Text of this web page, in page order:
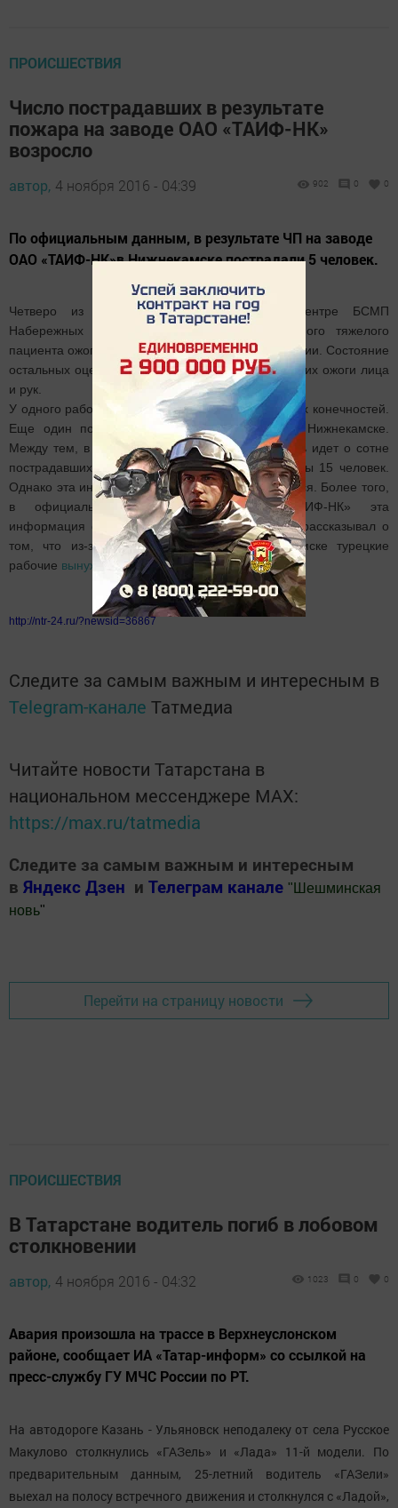
ПРОИСШЕСТВИЯ
Число пострадавших в результате
пожара на заводе ОАО «ТАИФ-НК»
возросло
автор, 4 ноября 2016 - 04:39 902 0 0
По официальным данным, в результате ЧП на заводе
ОАО «ТАИФ-НК»в Нижнекамске пострадали 5 человек.
Четверо из них находятся в ожоговом центре БСМП
Набережных Челнов. Со слов врачей, у самого тяжелого
пациента ожог 30 процентов тела. Он в реанимации. Состояние
остальных оценивается как средней тяжести - у них ожоги лица
и рук.
У одного работника предприятия перелом нижних конечностей.
Еще один пострадавший проходит лечение в Нижнекамске.
Между тем, в социальной сети «ВКонтакте» речь идет о сотне
пострадавших, в том числе и погибших: их якобы 15 человек.
Однако эта информация никем не подтверждается. Более того,
в официальном пресс-релизе ОАО «ТАИФ-НК» эта
информация опровергается. Ранее NTR-24.RU рассказывал о
том, что из-за пожара на заводе в Нижнекамске турецкие
рабочие вынуждены были искать ночлег.
http://ntr-24.ru/?newsid=36867
Следите за самым важным и интересным в
Telegram-канале Татмедиа
Читайте новости Татарстана в
национальном мессенджере MАХ:
https://max.ru/tatmedia
Следите за самым важным и интересным
в Яндекс Дзен и Телеграм канале " Шешминская
новь"
Перейти на страницу новости
ПРОИСШЕСТВИЯ
В Татарстане водитель погиб в лобовом
столкновении
автор, 4 ноября 2016 - 04:32 1023 0 0
Авария произошла на трассе в Верхнеуслонском
районе, сообщает ИА «Татар-информ» со ссылкой на
пресс-службу ГУ МЧС России по РТ.
На автодороге Казань - Ульяновск неподалеку от села Русское
Макулово столкнулись «ГАЗель» и «Лада» 11-й модели. По
предварительным данным, 25-летний водитель «ГАЗели»
выехал на полосу встречного движения и столкнулся с «Ладой»,